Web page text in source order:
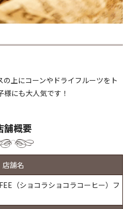
上にコーンやドライフルーツをト
にも大人気です！
舗概要
店舗名
（ショコラショコラコーヒー）フ